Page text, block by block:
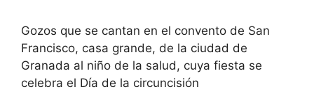
Gozos que se cantan en el convento de San
Francisco, casa grande, de la ciudad de
Granada al niño de la salud, cuya fiesta se
celebra el Día de la circuncisión